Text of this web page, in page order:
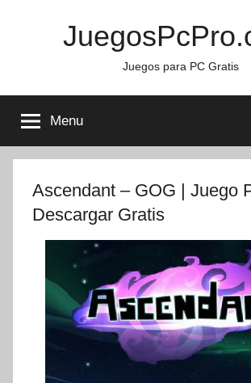
Juegos para PC Gratis
Menu
Ascendant – GOG | Juego
Descargar Gratis